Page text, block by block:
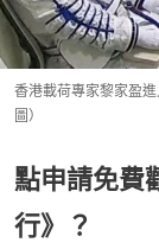
香港載荷專家黎家盈
圖）
點申請免費
行》？